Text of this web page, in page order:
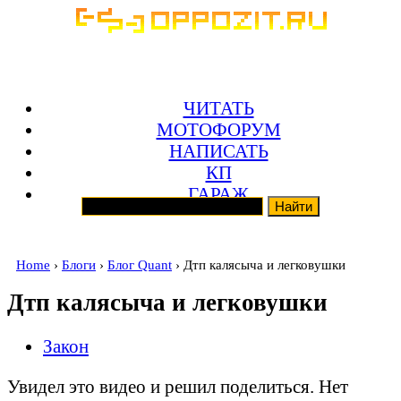
ЧИТАТЬ
МОТОФОРУМ
НАПИСАТЬ
КП
ГАРАЖ
Home › Блоги › Блог Quant › Дтп калясыча и легковушки
Дтп калясыча и легковушки
Закон
Увидел это видео и решил поделиться. Нет